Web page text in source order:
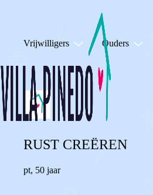
Vrijwilligers Ouders
RUST CREËREN
pt, 50 jaar